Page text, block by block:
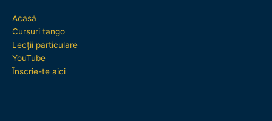
Acasă
Cursuri tango
Lecții particulare
YouTube
Înscrie-te aici